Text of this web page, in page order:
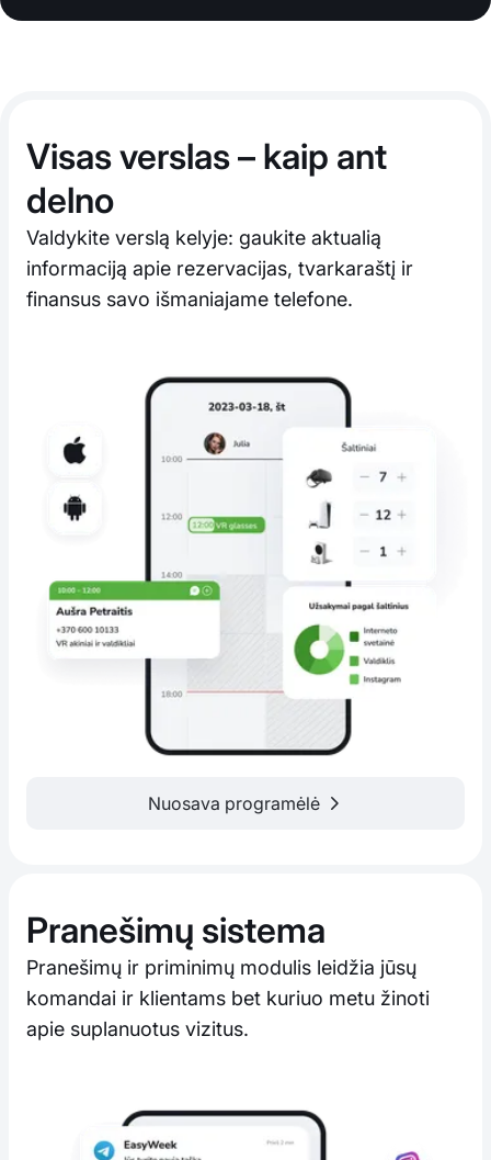
Visas verslas – kaip ant
delno
Valdykite verslą kelyje: gaukite aktualią
informaciją apie rezervacijas, tvarkaraštį ir
finansus savo išmaniajame telefone.
Nuosava programėlė
Pranešimų sistema
Pranešimų ir priminimų modulis leidžia jūsų
komandai ir klientams bet kuriuo metu žinoti
apie suplanuotus vizitus.